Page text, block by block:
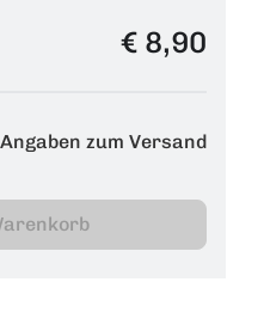
€ 8,90
Angaben zum Versand